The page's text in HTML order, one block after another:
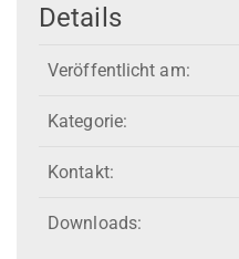
Details
Veröffentlicht am:
Kategorie:
Kontakt:
Downloads: